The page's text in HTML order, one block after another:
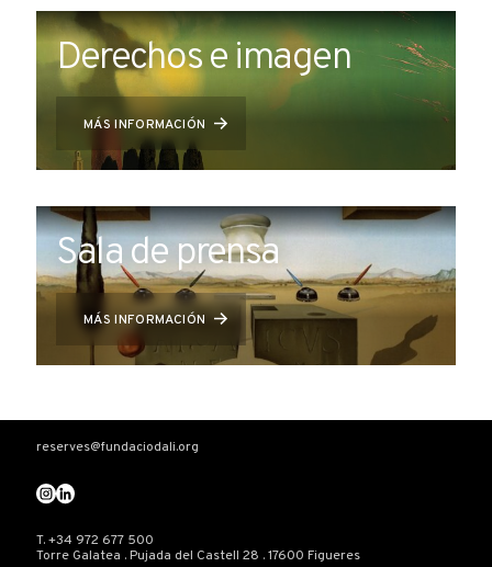
Persona de contacto
Dirección completa
Dirección (línea 1)
Dirección 2
Ciudad
Derechos e imagen
MÁS INFORMACIÓN
Sala de prensa
MÁS INFORMACIÓN
reserves@fundaciodali.org
T. +34 972 677 500
Torre Galatea . Pujada del Castell 28 . 17600 Figueres